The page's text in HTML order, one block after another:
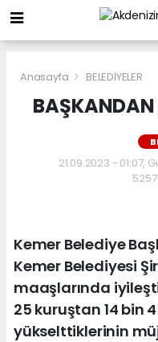
Anasayfa BELEDİYELER
BAŞKANDAN
21.09.2023 - 01:07,
Kemer Belediye
Kemer Belediyesi
maaşlarında
25 kuruştan 14 bin
yükselttiklerinin